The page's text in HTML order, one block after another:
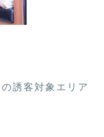
誘客対象エリア